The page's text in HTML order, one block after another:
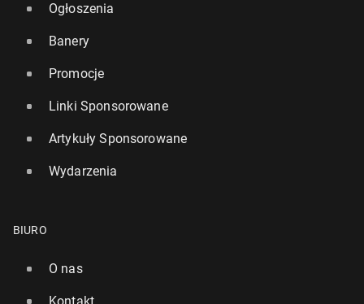
Ogłoszenia
Banery
Promocje
Linki Sponsorowane
Artykuły Sponsorowane
Wydarzenia
BIURO
O nas